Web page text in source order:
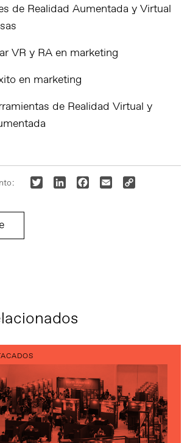
de Realidad Aumentada y Virtual
VR y RA en marketing
en marketing
de Realidad Virtual y
TwitterLinkedInFacebook
EmailCopy